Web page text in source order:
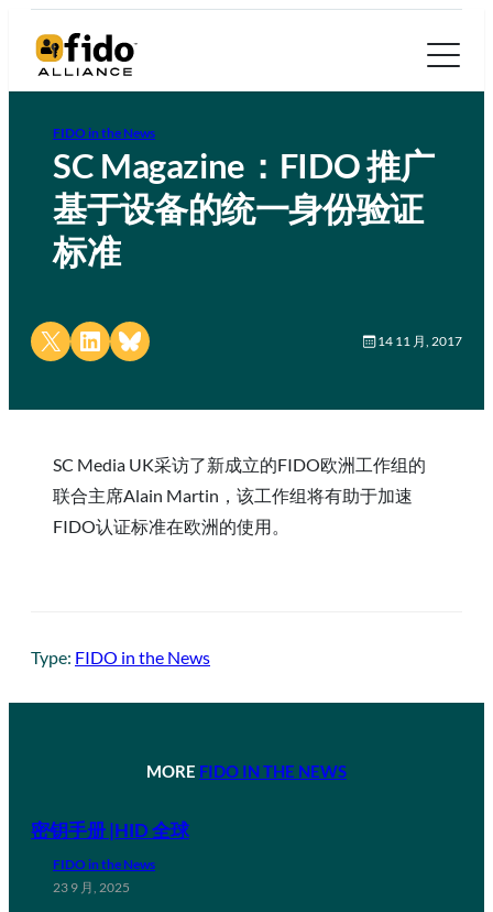
FIDO in the News
SC Magazine：FIDO 推广
基于设备的统一身份验证
标准
Share on X Share on LinkedIn
Share on Bluesky 14 11 月, 2017
SC Media UK采访了新成立的FIDO欧洲工作组的
联合主席Alain Martin，该工作组将有助于加速
FIDO认证标准在欧洲的使用。
Type: FIDO in the News
MORE FIDO IN THE NEWS
密钥手册 |HID 全球
FIDO in the News
23 9 月, 2025